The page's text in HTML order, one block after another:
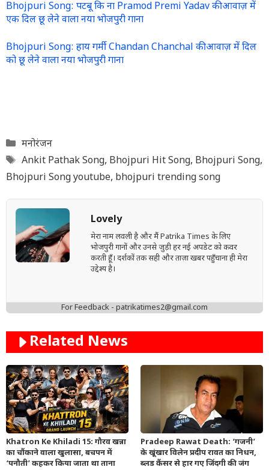
Bhojpuri Song: पटबू कि ना Pramod Premi Yadav की आवाज़ में
एक दिल छू लेने वाला नया भोजपुरी गाना
Bhojpuri Song: हाय गर्मी Chandan Chanchal की आवाज़ में दिल
को छू लेने वाला नया भोजपुरी गाना
Categories
मनोरंजन
Tags
Ankit Pathak Song, Bhojpuri Hit Song, Bhojpuri Song,
Bhojpuri Song youtube, bhojpuri trending song
Lovely
मेरा नाम लवली है और मैं Patrika Times के लिए
भोजपुरी गानों और उनसे जुड़ी हर नई अपडेट को कवर
करती हूँ। दर्शकों तक सही और ताज़ा खबर पहुँचाना ही मेरा
उद्देश्य है।
For Feedback - patrikatimes2@gmail.com
Related News
Khatron Ke Khiladi 15: गौरव खन्ना
का चौंकाने वाला खुलासा, बचपन में
‘पनौती’ कहकर किया जाता था ताना
Pradeep Rawat Death: ‘गजनी’
के खूंखार विलेन प्रदीप रावत का निधन,
ब्लड कैंसर से हार गए जिंदगी की जंग